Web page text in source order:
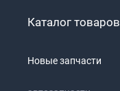
Каталог товаров
Новые запчасти